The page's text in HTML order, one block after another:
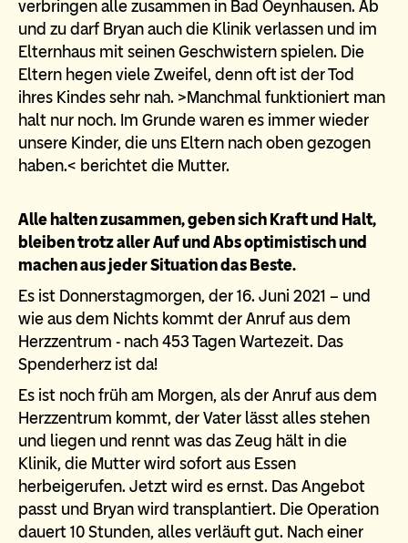
verbringen alle zusammen in Bad Oeynhausen. Ab
und zu darf Bryan auch die Klinik verlassen und im
Elternhaus mit seinen Geschwistern spielen. Die
Eltern hegen viele Zweifel, denn oft ist der Tod
ihres Kindes sehr nah. >Manchmal funktioniert man
halt nur noch. Im Grunde waren es immer wieder
unsere Kinder, die uns Eltern nach oben gezogen
haben.< berichtet die Mutter.
Alle halten zusammen, geben sich Kraft und Halt,
bleiben trotz aller Auf und Abs optimistisch und
machen aus jeder Situation das Beste.
Es ist Donnerstagmorgen, der 16. Juni 2021 – und
wie aus dem Nichts kommt der Anruf aus dem
Herzzentrum - nach 453 Tagen Wartezeit. Das
Spenderherz ist da!
Es ist noch früh am Morgen, als der Anruf aus dem
Herzzentrum kommt, der Vater lässt alles stehen
und liegen und rennt was das Zeug hält in die
Klinik, die Mutter wird sofort aus Essen
herbeigerufen. Jetzt wird es ernst. Das Angebot
passt und Bryan wird transplantiert. Die Operation
dauert 10 Stunden, alles verläuft gut. Nach einer